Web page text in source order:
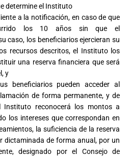
determine el Instituto
a la notificación, en caso de que
los 10 años sin que el
caso, los beneficiarios ejercieran su
recursos descritos, el Instituto los
una reserva financiera que será
y
beneficiarios pueden acceder al
de forma permanente, y de
Instituto reconocerá los montos a
los intereses que correspondan en
la suficiencia de la reserva
dictaminada de forma anual, por un
designado por el Consejo de